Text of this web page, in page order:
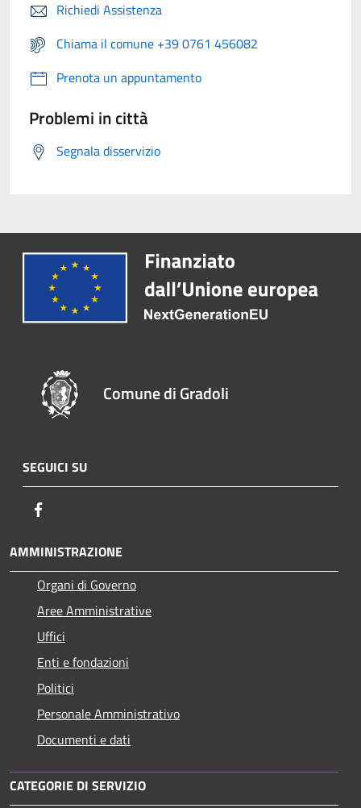
Richiedi Assistenza
Chiama il comune +39 0761 456082
Prenota un appuntamento
Problemi in città
Segnala disservizio
Comune di Gradoli
SEGUICI SU
AMMINISTRAZIONE
Organi di Governo
Aree Amministrative
Uffici
Enti e fondazioni
Politici
Personale Amministrativo
Documenti e dati
CATEGORIE DI SERVIZIO